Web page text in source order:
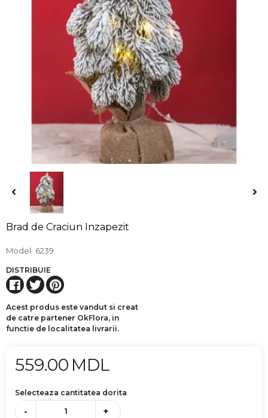
Brad de Craciun Inzapezit
Model 6239
DISTRIBUIE
Acest produs este vandut si creat
de catre partener OkFlora, in
functie de localitatea livrarii.
559.00 MDL
Selecteaza cantitatea dorita
- +